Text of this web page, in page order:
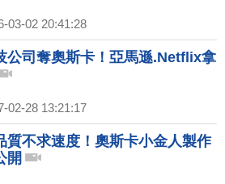
03-02 20:41:28
公司奪奧斯卡！亞馬遜.Netflix拿
02-28 13:21:17
質不求速度！奧斯卡小金人製作
開